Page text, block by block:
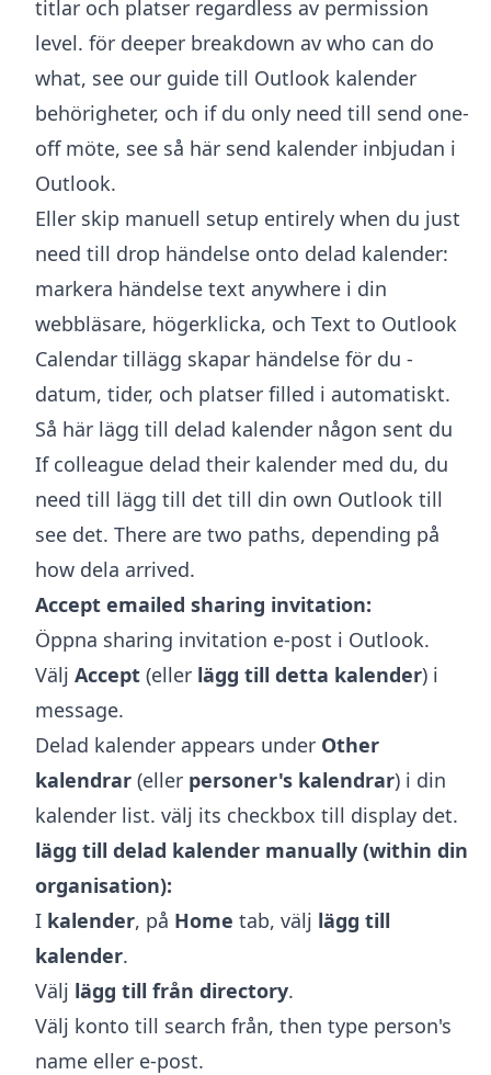
titlar och platser regardless av permission
level. för deeper breakdown av who can do
what, see our guide till Outlook kalender
behörigheter, och if du only need till send one-
off möte, see så här send kalender inbjudan i
Outlook.
Eller skip manuell setup entirely when du just
need till drop händelse onto delad kalender:
markera händelse text anywhere i din
webbläsare, högerklicka, och Text to Outlook
Calendar tillägg skapar händelse för du -
datum, tider, och platser filled i automatiskt.
Så här lägg till delad kalender någon sent du
If colleague delad their kalender med du, du
need till lägg till det till din own Outlook till
see det. There are two paths, depending på
how dela arrived.
Accept emailed sharing invitation:
Öppna sharing invitation e-post i Outlook.
Välj Accept (eller lägg till detta kalender) i
message.
Delad kalender appears under Other
kalendrar (eller personer's kalendrar) i din
kalender list. välj its checkbox till display det.
lägg till delad kalender manually (within din
organisation):
I kalender, på Home tab, välj lägg till
kalender.
Välj lägg till från directory.
Välj konto till search från, then type person's
name eller e-post.